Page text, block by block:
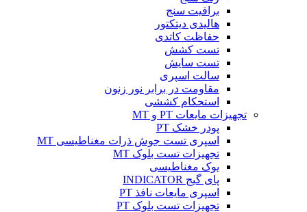
براقیت سنج
هالیدی دیتکتور
حفاظت کاتدی
تست کشش
تست سایش
سالت اسپری
مقاومت در برابر نور زنون
استحکام کششی
تجهیزات مایعات PT و MT
پودر خشک PT
اسپری تست جوش ذرات مغناطیسی MT
تجهیزات تست بلوک MT
یوک مغناطیسی
پای گیج INDICATOR
اسپری مایعات نافذ PT
تجهیزات تست بلوک PT